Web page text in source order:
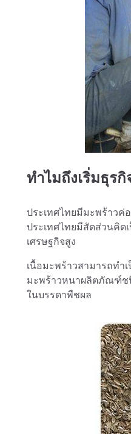
ทำไมถึงเริ่มธุร
ประเทศไทยมีมะพร้าวค่
ประเทศไทยมีสัดส่วนคิด
เศรษฐกิจสูง
เนื้อมะพร้าวสามารถทำ
มะพร้าวหนาผลิตภัณฑ์ชนิ
ในบรรดาพืชผล